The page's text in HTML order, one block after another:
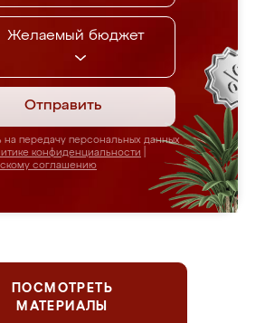
Желаемый бюджет
Отправить
передачу персональных данных
конфиденциальности
соглашению
ПОСМОТРЕТЬ
МАТЕРИАЛЫ